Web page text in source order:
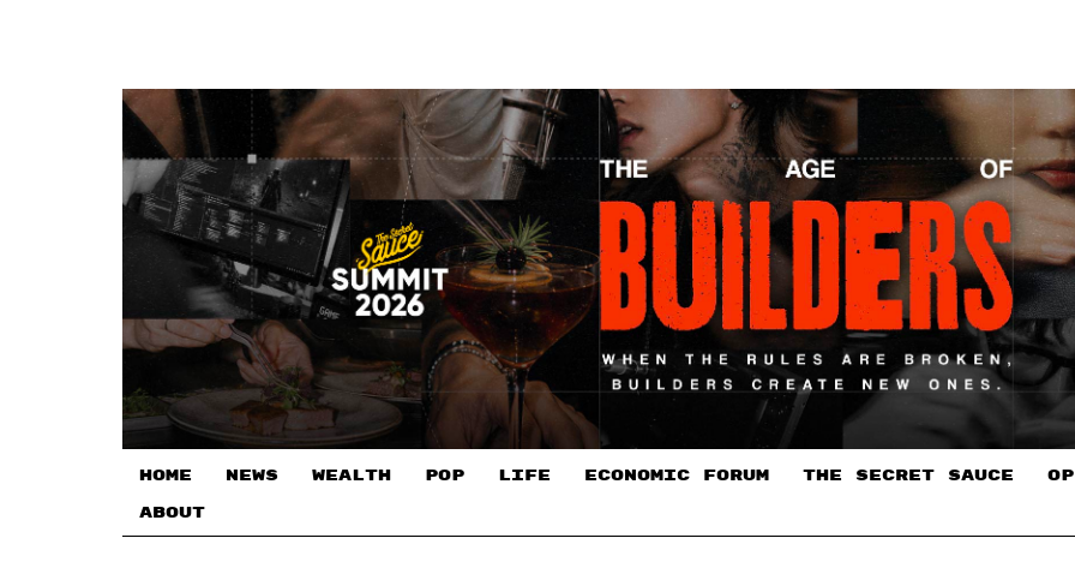
HOME NEWS WEALTH POP LIFE ECONOMIC FORUM THE SECRET SAUCE​
ABOUT